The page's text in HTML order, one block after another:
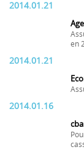
2014.01.21
en
2014.01.21
2014.01.16